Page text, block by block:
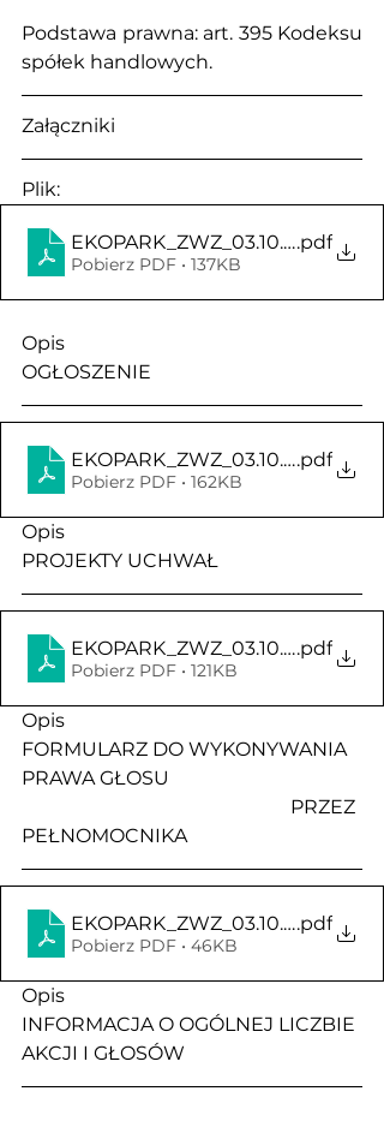
Podstawa prawna: art. 395 Kodeksu
spółek handlowych.
Załączniki
Plik:
.pdf
Pobierz PDF • 137KB
Opis
OGŁOSZENIE
.pdf
Pobierz PDF • 162KB
Opis
PROJEKTY UCHWAŁ
.pdf
Pobierz PDF • 121KB
Opis
FORMULARZ DO WYKONYWANIA
PRAWA GŁOSU
PEŁNOMOCNIKA
.pdf
Pobierz PDF • 46KB
Opis
INFORMACJA O OGÓLNEJ LICZBIE
AKCJI I GŁOSÓW